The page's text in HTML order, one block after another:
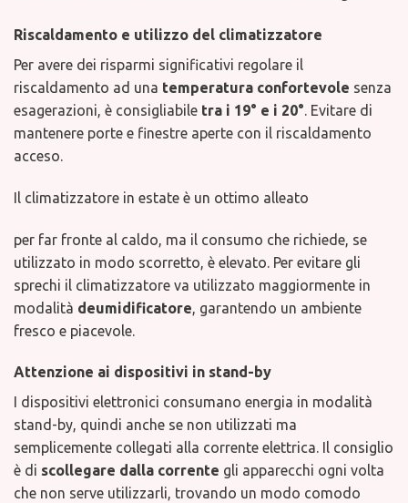
Riscaldamento e utilizzo del climatizzatore
Per avere dei risparmi significativi regolare il
riscaldamento ad una temperatura confortevole senza
esagerazioni, è consigliabile tra i 19° e i 20°. Evitare di
mantenere porte e finestre aperte con il riscaldamento
acceso.
Il climatizzatore in estate è un ottimo alleato
per far fronte al caldo, ma il consumo che richiede, se
utilizzato in modo scorretto, è elevato. Per evitare gli
sprechi il climatizzatore va utilizzato maggiormente in
modalità deumidificatore , garantendo un ambiente
fresco e piacevole.
Attenzione ai dispositivi in stand-by
I dispositivi elettronici consumano energia in modalità
stand-by, quindi anche se non utilizzati ma
semplicemente collegati alla corrente elettrica. Il consiglio
è di scollegare dalla corrente gli apparecchi ogni volta
che non serve utilizzarli, trovando un modo comodo